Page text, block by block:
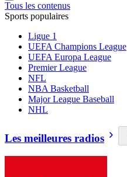
Tous les contenus
Sports populaires
Ligue 1
UEFA Champions League
UEFA Europa League
Premier League
NFL
NBA Basketball
Major League Baseball
NHL
Les meilleures radios